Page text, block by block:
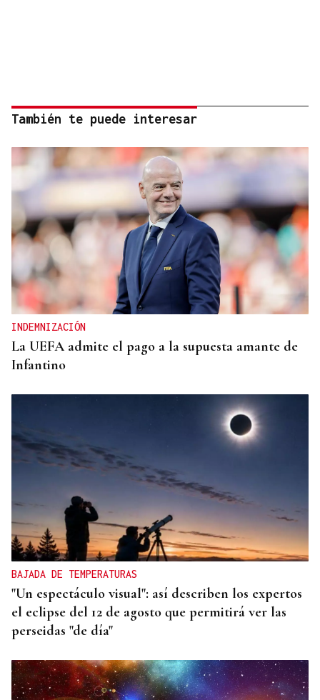
También te puede interesar
INDEMNIZACIÓN
La UEFA admite el pago a la supuesta amante de
Infantino
BAJADA DE TEMPERATURAS
"Un espectáculo visual": así describen los expertos
el eclipse del 12 de agosto que permitirá ver las
perseidas "de día"